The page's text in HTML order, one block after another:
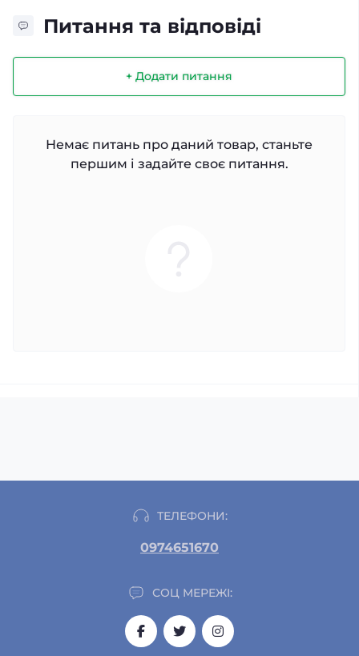
Питання та відповіді
+ Додати питання
Немає питань про даний товар, станьте
першим і задайте своє питання.
ТЕЛЕФОНИ:
0974651670
СОЦ МЕРЕЖІ: